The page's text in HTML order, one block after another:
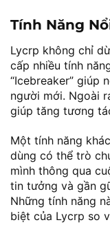
Tính Năng
Lycrp không chỉ
cấp nhiều tính
“Icebreaker” giúp
người mới. Ngoài
giúp tăng tương
Một tính năng
dùng có thể trò
mình thông qua
tin tưởng và gần
Những tính năng
biệt của Lycrp so